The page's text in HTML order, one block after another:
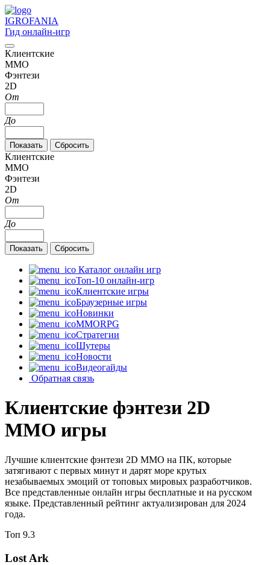
IGROFANIA
Гид онлайн-игр
Клиентские
MMO
Фэнтези
2D
От
До
Клиентские
MMO
Фэнтези
2D
От
До
Каталог онлайн игр
Топ-10 онлайн-игр
Клиентские игры
Браузерные игры
Новинки
MMORPG
Стратегии
Шутеры
Новости
Видеогайды
Обратная связь
Клиентские фэнтези 2D
MMO игры
Лучшие клиентские фэнтези 2D MMO на ПК, которые
затягивают с первых минут и дарят море крутых
незабываемых эмоций от топовых мировых разработчиков.
Все представленные онлайн игры бесплатные и на русском
языке. Представленный рейтинг актуализирован для 2024
года.
Топ 9.3
Lost Ark